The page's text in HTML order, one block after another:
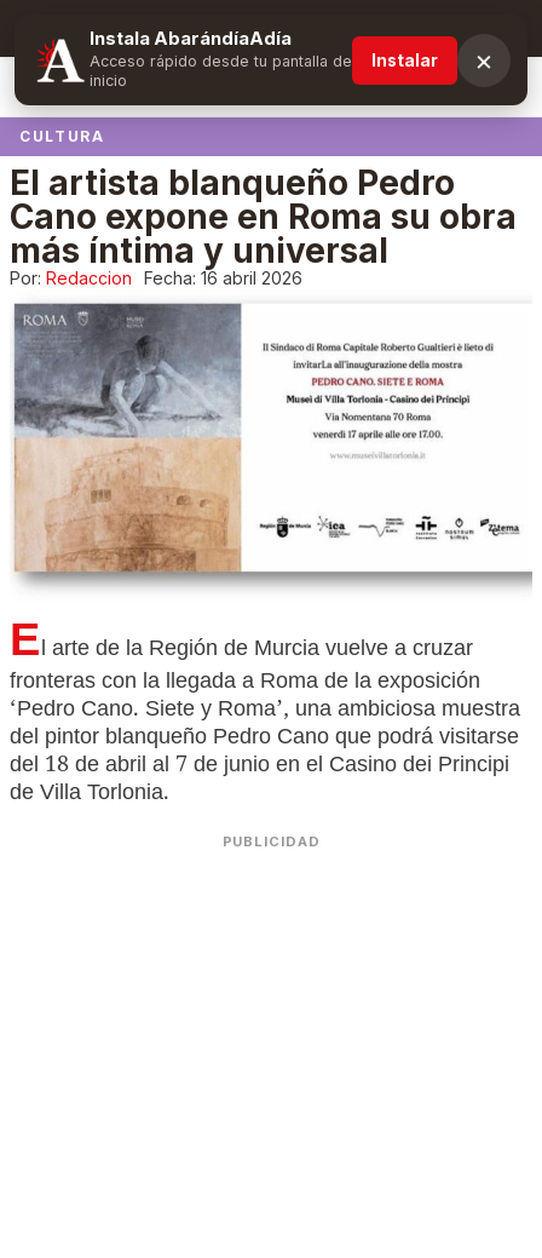
Suscríbete y obtén ventajas exclusivas
CULTURA
El artista blanqueño Pedro
Cano expone en Roma su obra
más íntima y universal
Por: Redaccion Fecha: 16 abril 2026
El arte de la Región de Murcia vuelve a cruzar
fronteras con la llegada a Roma de la exposición
‘Pedro Cano. Siete y Roma’, una ambiciosa muestra
del pintor blanqueño Pedro Cano que podrá visitarse
del 18 de abril al 7 de junio en el Casino dei Principi
de Villa Torlonia.
PUBLICIDAD
Instala AbarándíaAdía
Acceso rápido desde tu pantalla de
inicio
Instalar ×